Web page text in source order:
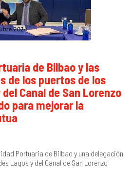
de Bilbao y las
de los puertos de los
Canal de San Lorenzo
para mejorar la
Portuaria de Bilbao y una delegación
Lagos y del Canal de San Lorenzo